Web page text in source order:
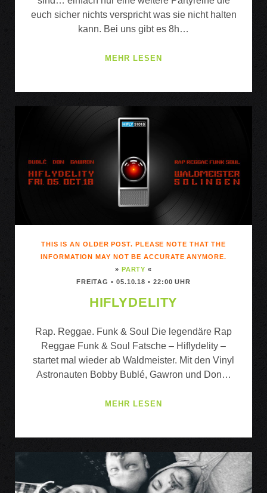
euch sicher nichts verspricht was sie nicht halten
kann. Bei uns gibt es 8h…
MEHR LESEN
THIS IS AN OLDER POST. PLEASE NOTE THAT THE
INFORMATION MAY NOT BE ACCURATE ANYMORE.
» PARTY «
FREITAG • 05.10.18 • 22:00 UHR
HIFLYDELITY
Rap. Reggae. Funk & Soul Die legendäre Rap
Reggae Funk & Soul Fatsche – Hiflydelity –
startet mal wieder ab Waldmeister. Mit den Vinyl
Astronauten Bobby Bublé, Gawron und Don…
MEHR LESEN